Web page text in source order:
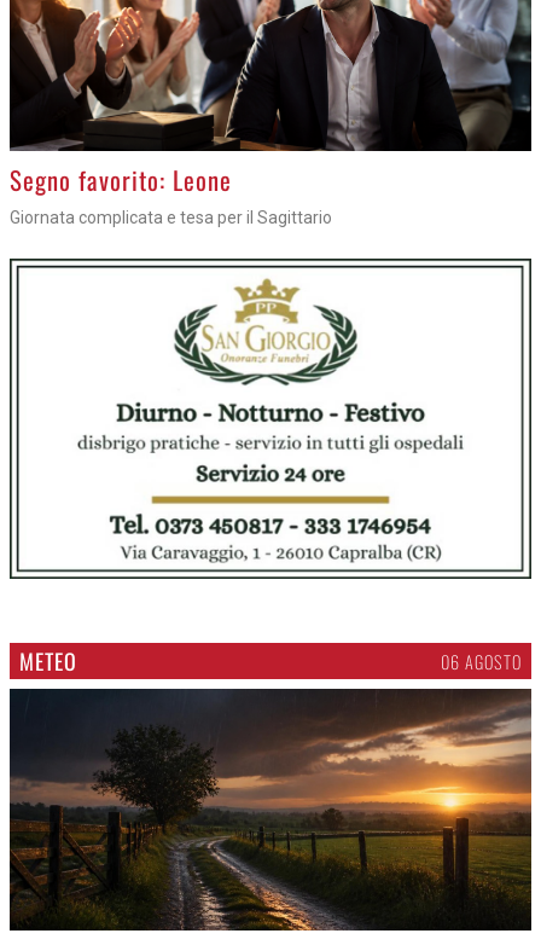
>
Segno favorito: Leone
Giornata complicata e tesa per il Sagittario
METEO 06 AGOSTO